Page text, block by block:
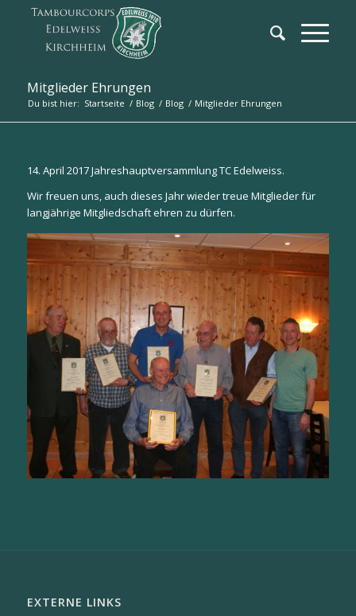
Mitglieder Ehrungen
Du bist hier: Startseite / Blog / Blog / Mitglieder Ehrungen
14. April 2017 Jahreshauptversammlung TC Edelweiss.
Wir freuen uns, auch dieses Jahr wieder treue Mitglieder für
langjährige Mitgliedschaft ehren zu dürfen.
EXTERNE LINKS